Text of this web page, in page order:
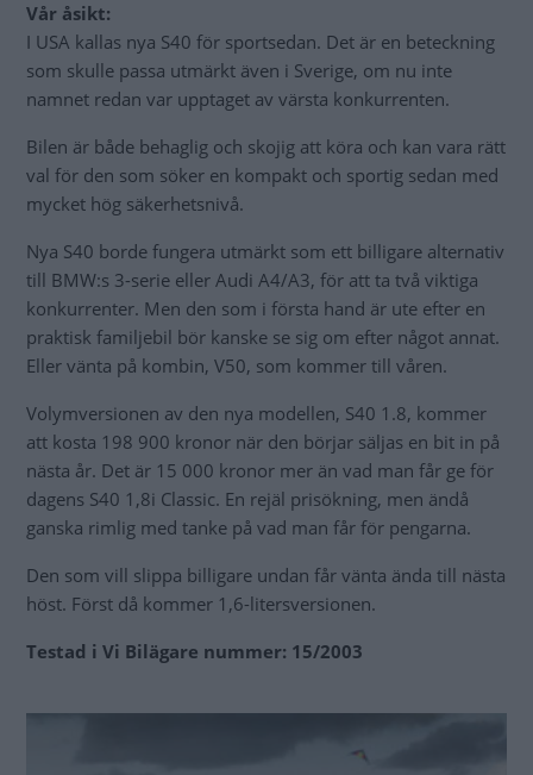
Vår åsikt:
I USA kallas nya S40 för sportsedan. Det är en beteckning
som skulle passa utmärkt även i Sverige, om nu inte
namnet redan var upptaget av värsta konkurrenten.
Bilen är både behaglig och skojig att köra och kan vara rätt
val för den som söker en kompakt och sportig sedan med
mycket hög säkerhetsnivå.
Nya S40 borde fungera utmärkt som ett billigare alternativ
till BMW:s 3-serie eller Audi A4/A3, för att ta två viktiga
konkurrenter. Men den som i första hand är ute efter en
praktisk familjebil bör kanske se sig om efter något annat.
Eller vänta på kombin, V50, som kommer till våren.
Volymversionen av den nya modellen, S40 1.8, kommer
att kosta 198 900 kronor när den börjar säljas en bit in på
nästa år. Det är 15 000 kronor mer än vad man får ge för
dagens S40 1,8i Classic. En rejäl prisökning, men ändå
ganska rimlig med tanke på vad man får för pengarna.
Den som vill slippa billigare undan får vänta ända till nästa
höst. Först då kommer 1,6-litersversionen.
Testad i Vi Bilägare nummer: 15/2003